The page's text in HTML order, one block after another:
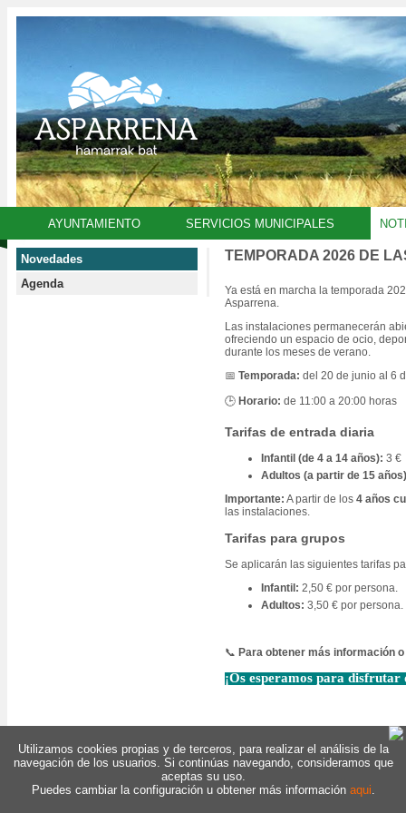
AYUNTAMIENTO SERVICIOS MUNICIPALES
Novedades
Agenda
TEMPORADA 2026 DE
Ya está en marcha la temporada
Asparrena.
Las instalaciones permanecerán
ofreciendo un espacio de ocio,
durante los meses de verano.
📅 Temporada: del 20 de junio al 6
🕒 Horario: de 11:00 a 20:00 horas
Tarifas de entrada diaria
Infantil (de 4 a 14 años): 3 €
Adultos (a partir de 15
Importante: A partir de los 4 años
las instalaciones.
Tarifas para grupos
Se aplicarán las siguientes tarifas
Infantil: 2,50 € por persona.
Adultos: 3,50 € por persona.
📞 Para obtener más información
¡Os esperamos para
Utilizamos cookies propias y de terceros, para realizar el análisis de la
navegación de los usuarios. Si continúas navegando, consideramos que
aceptas su uso.
Puedes cambiar la configuración u obtener más información aqui.